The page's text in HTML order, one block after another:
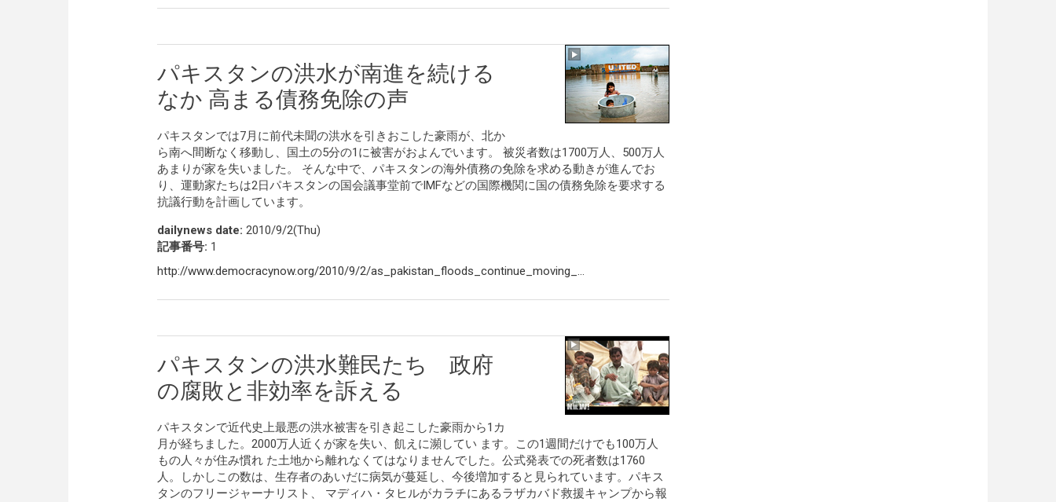
パキスタンの洪水が南進を続ける
なか 高まる債務免除の声
パキスタンでは7月に前代未聞の洪水を引きおこした豪雨が、北か
ら南へ間断なく移動し、国土の5分の1に被害がおよんでいます。 被災者数は1700万人、500万人
あまりが家を失いました。 そんな中で、パキスタンの海外債務の免除を求める動きが進んでお
り、運動家たちは2日パキスタンの国会議事堂前でIMFなどの国際機関に国の債務免除を要求する
抗議行動を計画しています。
dailynews date: 2010/9/2(Thu)
記事番号: 1
http://www.democracynow.org/2010/9/2/as_pakistan_floods_continue_moving_...
パキスタンの洪水難民たち 政府
の腐敗と非効率を訴える
パキスタンで近代史上最悪の洪水被害を引き起こした豪雨から1カ
月が経ちました。2000万人近くが家を失い、飢えに瀕してい ます。この1週間だけでも100万人
もの人々が住み慣れ た土地から離れなくてはなりませんでした。公式発表での死者数は1760
人。しかしこの数は、生存者のあいだに病気が蔓延し、今後増加すると見られています。パキス
タンのフリージャーナリスト、 マディハ・タヒルがカラチにあるラザカバド救援キャンプから報